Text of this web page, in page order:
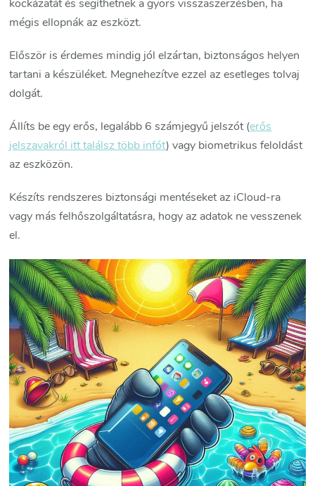
kockázatát és segíthetnek a gyors visszaszerzésben, ha
mégis ellopnák az eszközt.
Először is érdemes mindig jól elzártan, biztonságos helyen
tartani a készüléket. Megnehezítve ezzel az esetleges tolvaj
dolgát.
Állíts be egy erős, legalább 6 számjegyű jelszót (erős
jelszavakról itt találsz több infót) vagy biometrikus feloldást
az eszközön.
Készíts rendszeres biztonsági mentéseket az iCloud-ra
vagy más felhőszolgáltatásra, hogy az adatok ne vesszenek
el.